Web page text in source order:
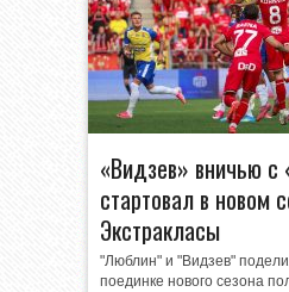
«Видзев» вничью
стартовал в новом
Экстракласы
"Люблин" и "Видзев"
поединке нового сезона